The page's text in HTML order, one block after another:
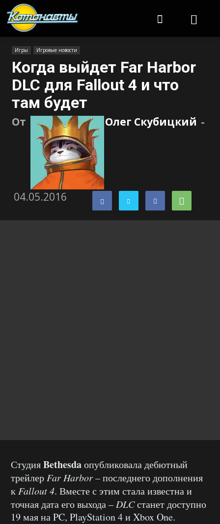
Игры Игровые новости
Когда выйдет Far Harbor
DLC для Fallout 4 и что
там будет
От Олег Скубицкий -
04.05.2016
СтудияBethesdaопубликовала дебютный
трейлер Far Harbor– последнего дополнения
к Fallout 4. Вместе с этим стала известна и
точная дата его выхода – DLCстанет доступно
19 мая на PC, PlayStation 4 и Xbox One.